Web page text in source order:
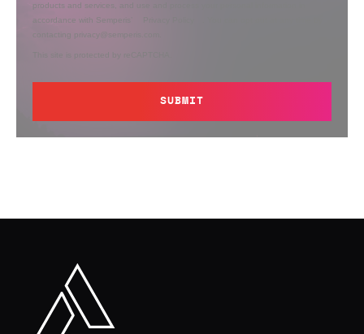
products and services, and use and process your personal information in
accordance with Semperis’
contacting privacy@semperis.com.
This site is protected by reCAPTCHA.
SUBMIT